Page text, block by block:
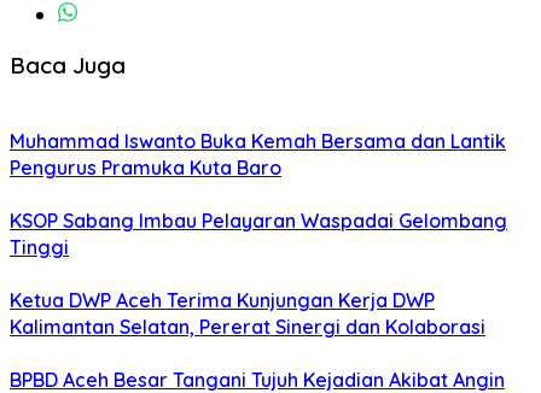
Baca Juga
Muhammad Iswanto Buka Kemah Bersama dan Lantik
Pengurus Pramuka Kuta Baro
KSOP Sabang Imbau Pelayaran Waspadai Gelombang
Tinggi
Ketua DWP Aceh Terima Kunjungan Kerja DWP
Kalimantan Selatan, Pererat Sinergi dan Kolaborasi
BPBD Aceh Besar Tangani Tujuh Kejadian Akibat Angin